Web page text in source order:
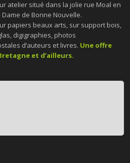
atelier situé dans la jolie rue Moal en
de Bonne Nouvelle.
papiers beaux arts, sur support bois,
digigraphies, photos
d’auteurs et livres. Une offre
et d’ailleurs.